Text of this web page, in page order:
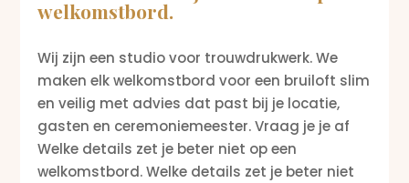
welkomstbord.
Wij zijn een studio voor trouwdrukwerk. We
maken elk welkomstbord voor een bruiloft slim
en veilig met advies dat past bij je locatie,
gasten en ceremoniemeester. Vraag je je af
Welke details zet je beter niet op een
welkomstbord. Welke details zet je beter niet